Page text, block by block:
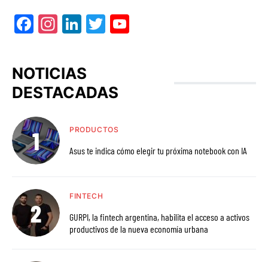
Facebook
Instagram
LinkedIn
Twitter
NOTICIAS
DESTACADAS
PRODUCTOS
Asus te indica cómo elegir tu próxima notebook con IA
FINTECH
GURPI, la fintech argentina, habilita el acceso a activos
productivos de la nueva economía urbana